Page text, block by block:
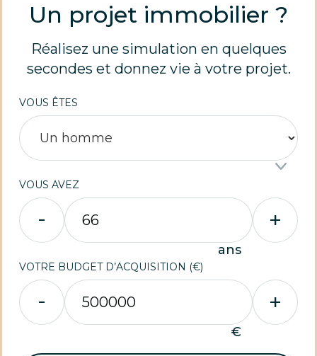
Un projet immobilier ?
Réalisez une simulation en quelques
secondes et donnez vie à votre projet.
VOUS ÊTES
VOUS AVEZ
-
ans
+
VOTRE BUDGET D’ACQUISITION (€)
-
€
+